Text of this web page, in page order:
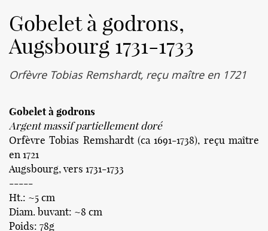
Gobelet à godrons,
Augsbourg 1731-1733
Orfèvre Tobias Remshardt, reçu maître en 1721
Gobelet à godrons
Argent massif partiellement doré
Orfèvre Tobias Remshardt (ca 1691-1738), reçu maître
en 1721
Augsbourg, vers 1731-1733
-----
Ht.: ~5 cm
Diam. buvant: ~8 cm
Poids: 78g